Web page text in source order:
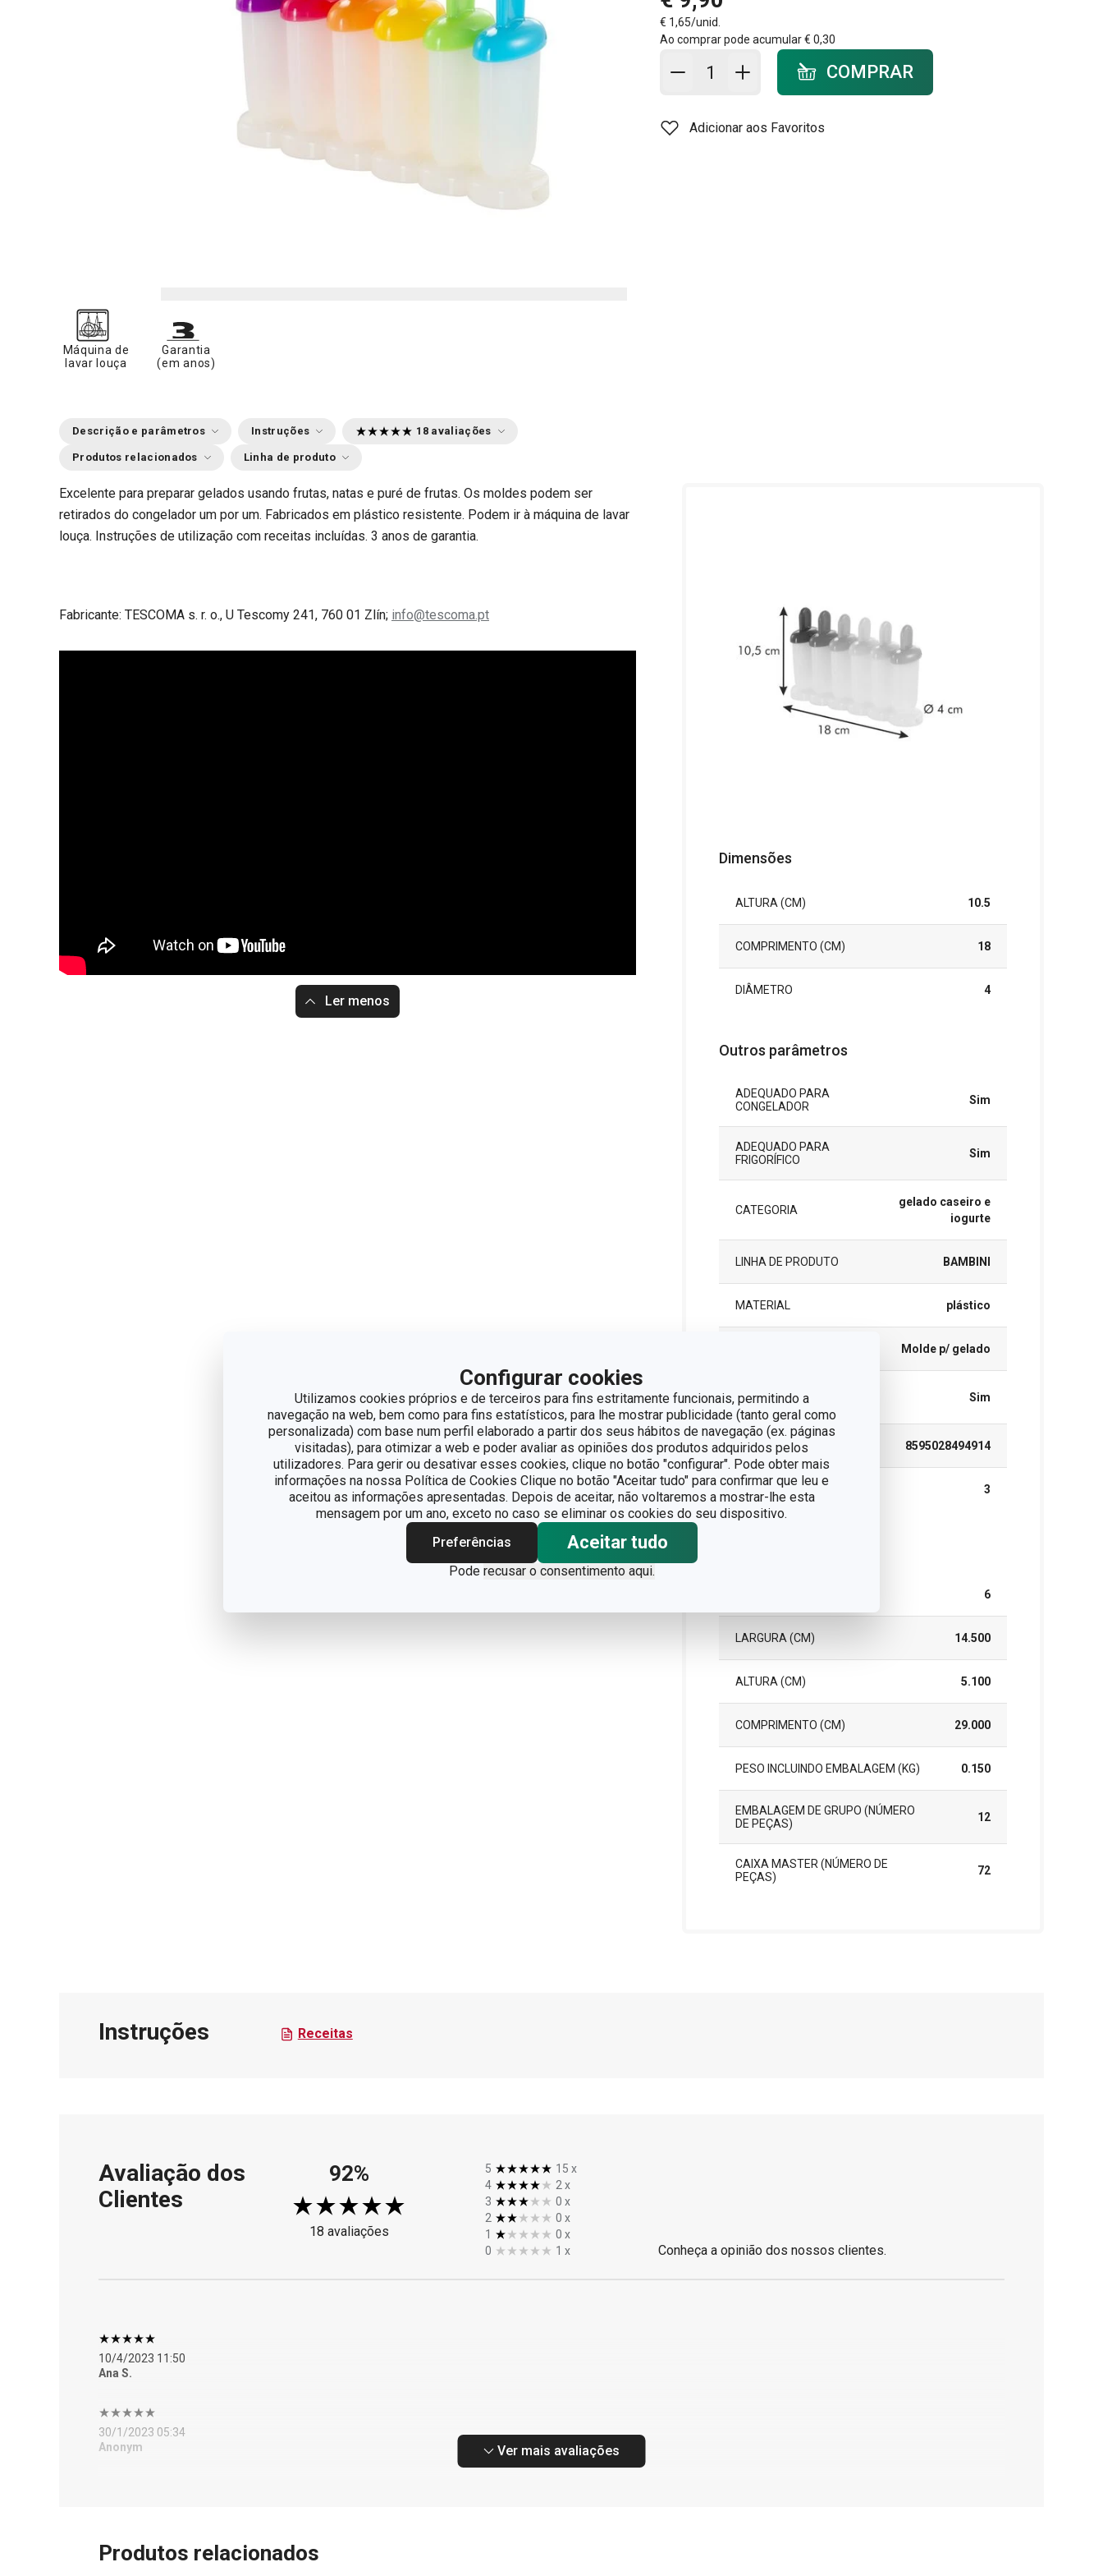
Configurar cookies
Utilizamos cookies próprios e de terceiros para fins estritamente funcionais, permitindo a
navegação na web, bem como para fins estatísticos, para lhe mostrar publicidade (tanto geral como
personalizada) com base num perfil elaborado a partir dos seus hábitos de navegação (ex. páginas
visitadas), para otimizar a web e poder avaliar as opiniões dos produtos adquiridos pelos
utilizadores. Para gerir ou desativar esses cookies, clique no botão "configurar". Pode obter mais
informações na nossa Política de Cookies Clique no botão "Aceitar tudo" para confirmar que leu e
aceitou as informações apresentadas. Depois de aceitar, não voltaremos a mostrar-lhe esta
mensagem por um ano, exceto no caso se eliminar os cookies do seu dispositivo.
Preferências
Aceitar tudo
Pode recusar o consentimento aqui.
€ 1,65/unid.
Ao comprar pode acumular€ 0,30
Adicionar ao carrinho - quantidade
COMPRAR
Adicionar aos Favoritos
Máquina de
lavar louça
Garantia
(em anos)
Descrição e parâmetros Instruções 18 avaliações
Produtos relacionados Linha de produto
Excelente para preparar gelados usando frutas, natas e puré de frutas. Os moldes podem ser
retirados do congelador um por um. Fabricados em plástico resistente. Podem ir à máquina de lavar
louça. Instruções de utilização com receitas incluídas. 3 anos de garantia.
Fabricante: TESCOMA s. r. o., U Tescomy 241, 760 01 Zlín; info@tescoma.pt
Ler menos
Dimensões
ALTURA (CM) 10.5
COMPRIMENTO (CM) 18
DIÂMETRO 4
Outros parâmetros
ADEQUADO PARA
CONGELADOR
Sim
ADEQUADO PARA
FRIGORÍFICO
Sim
CATEGORIA
gelado caseiro e
iogurte
LINHA DE PRODUTO BAMBINI
MATERIAL plástico
Molde p/ gelado
MÁQUINA DE LAVAR
LOUÇA
Sim
EAN 8595028494914
GARANTIA (EM ANOS) 3
6
LARGURA (CM) 14.500
ALTURA (CM) 5.100
COMPRIMENTO (CM) 29.000
PESO INCLUINDO EMBALAGEM (KG) 0.150
EMBALAGEM DE GRUPO (NÚMERO
DE PEÇAS)
12
CAIXA MASTER (NÚMERO DE
PEÇAS)
72
Instruções Receitas
Avaliação dos
Clientes
92%
18 avaliações
5 15 x
4
2 x
3
0 x
2
0 x
1
0 x
0
1 x Conheça a opinião dos nossos clientes.
10/4/2023 11:50
Ana S.
30/1/2023 05:34
Anonym
Ver mais avaliações
Produtos relacionados